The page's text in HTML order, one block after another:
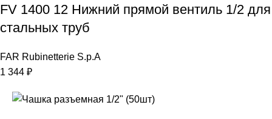
FV 1400 12 Нижний прямой вентиль 1/2 для
стальных труб
FAR Rubinetterie S.p.A
1 344 ₽